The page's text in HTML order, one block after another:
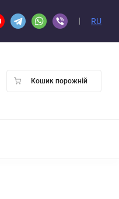
RU
Кошик порожній